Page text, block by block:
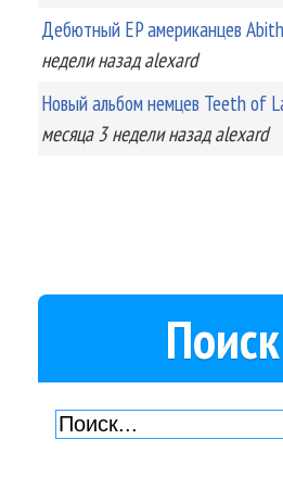
Дебютный EP американцев
неделиназад alexard
Новый альбом немцев Teeth of
месяца 3 неделиназад alexard
Поиск